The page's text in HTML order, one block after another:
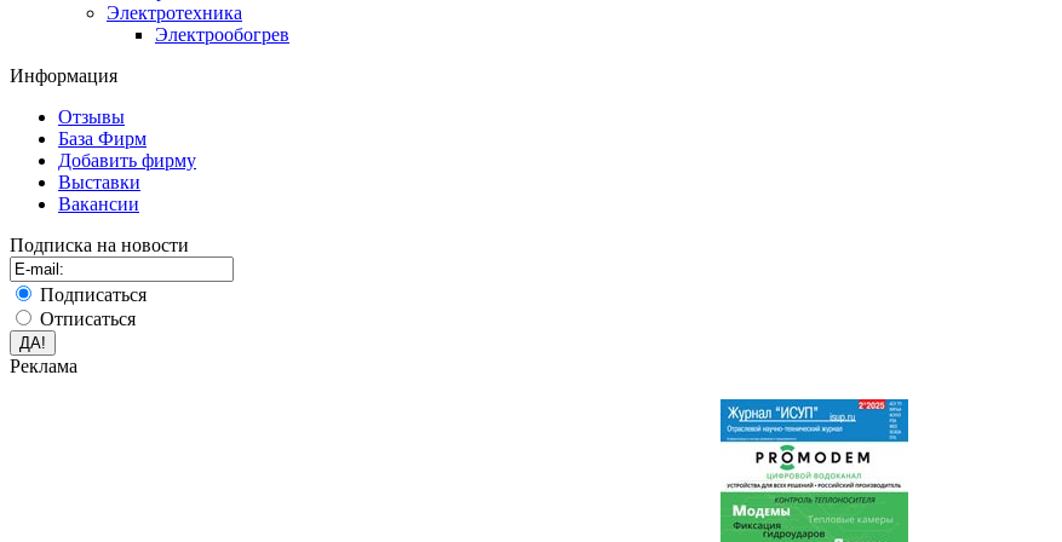
Электротехника
Электрообогрев
Информация
Отзывы
База Фирм
Добавить фирму
Выставки
Вакансии
Подписка на новости
Подписаться
Отписаться
Реклама